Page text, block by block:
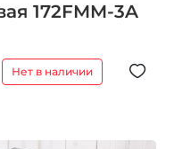
172FMM-3A
Нет в наличии